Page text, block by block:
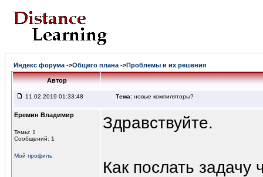
Индекс форума ->Общего плана ->Проблемы и их решения
Автор
11.02.2019 01:33:48 Тема: новые компиляторы?
Еремин Владимир
Темы: 1
Сообщений: 1
Мой профиль
Здравствуйте.
Как послать